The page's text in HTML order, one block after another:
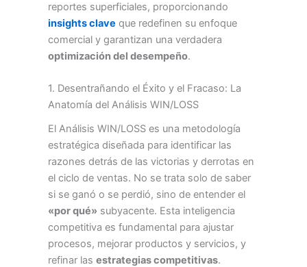
reportes superficiales, proporcionando
insights clave que redefinen su enfoque
comercial y garantizan una verdadera
optimización del desempeño.
1. Desentrañando el Éxito y el Fracaso: La
Anatomía del Análisis WIN/LOSS
El Análisis WIN/LOSS es una metodología
estratégica diseñada para identificar las
razones detrás de las victorias y derrotas en
el ciclo de ventas. No se trata solo de saber
si se ganó o se perdió, sino de entender el
«por qué» subyacente. Esta inteligencia
competitiva es fundamental para ajustar
procesos, mejorar productos y servicios, y
refinar las estrategias competitivas.